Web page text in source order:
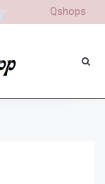
Qshops